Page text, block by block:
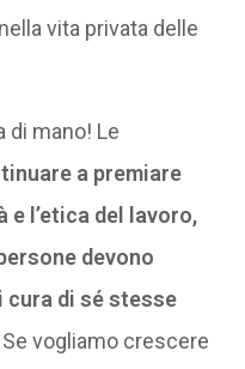
vita privata delle
di mano! Le
a premiare
e l’etica del lavoro,
devono
cura di sé stesse
Se vogliamo crescere